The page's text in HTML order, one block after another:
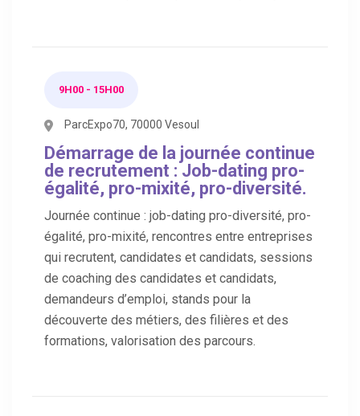
9H00 - 15H00
ParcExpo70, 70000 Vesoul
Démarrage de la journée continue
de recrutement : Job-dating pro-
égalité, pro-mixité, pro-diversité.
Journée continue : job-dating pro-diversité, pro-
égalité, pro-mixité, rencontres entre entreprises
qui recrutent, candidates et candidats, sessions
de coaching des candidates et candidats,
demandeurs d’emploi, stands pour la
découverte des métiers, des filières et des
formations, valorisation des parcours.